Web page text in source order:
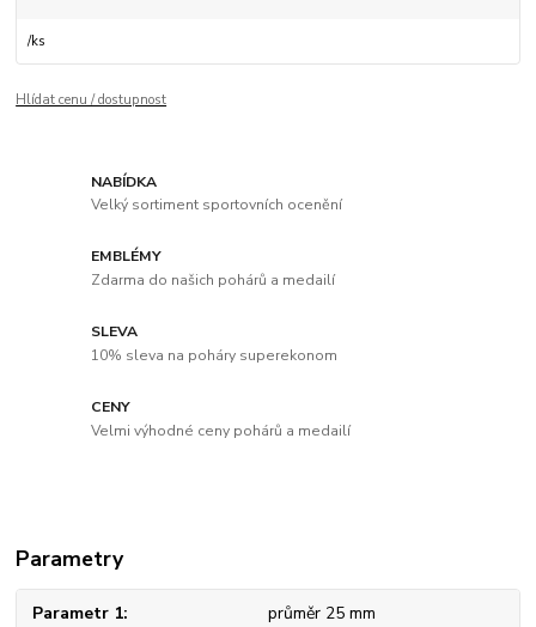
/ks
Hlídat cenu / dostupnost
NABÍDKA
Velký sortiment sportovních ocenění
EMBLÉMY
Zdarma do našich pohárů a medailí
SLEVA
10% sleva na poháry superekonom
CENY
Velmi výhodné ceny pohárů a medailí
Parametry
Parametr 1 průměr 25 mm